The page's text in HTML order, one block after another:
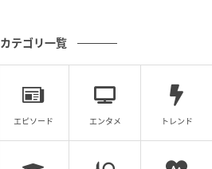
カテゴリ一覧
エピソード エンタメ トレンド